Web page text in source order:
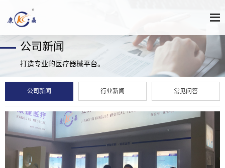
公司新闻
打造专业的医疗器械平台。
公司新闻 行业新闻 常见问答